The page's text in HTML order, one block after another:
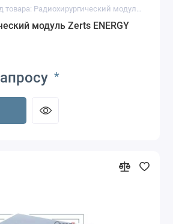
Код товара: Радиохирургический модуль Zerts ENERGY
модуль Zerts ENERGY
*